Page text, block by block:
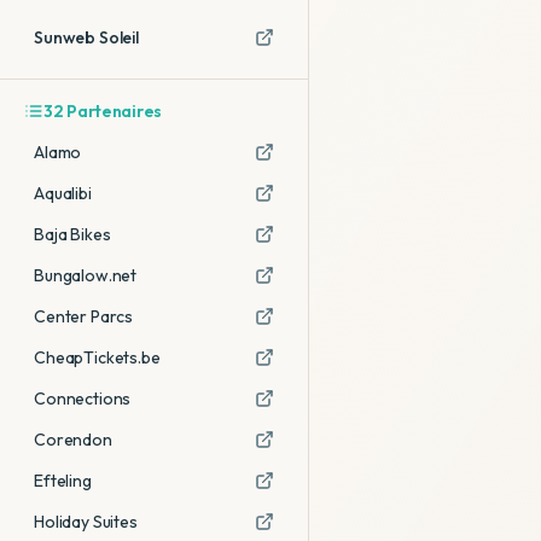
Sunweb Soleil
32 Partenaires
Alamo
Aqualibi
Baja Bikes
Bungalow.net
Center Parcs
CheapTickets.be
Connections
Corendon
Efteling
Holiday Suites